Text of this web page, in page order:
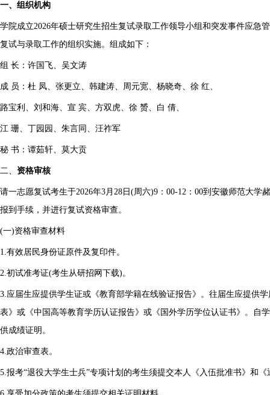
一、组织机构
学院成立2026年硕士研究生招生复试录取工作领导小组和突发事件应急
复试与录取工作的组织实施。组成如下：
组 长：许国飞、吴文涛
成 员：杜 凤、张更立、韩建涛、周元宽、杨晓奇、徐 红、
路宝利、刘和海、宣 宾、方双虎、徐 赟、白 倩、
江 珊、丁园园、朱言同、汪祚军
秘 书：谭茹轩、莫大贡
二、 资格审核
请一志愿复试考生于2026年3月28日(周六)9：00-12：00到安徽师范大学
报到手续，并进行复试资格审查。
(一)资格审查材料
1.有效居民身份证原件及复印件。
2.初试准考证(考生从研招网下载)。
3.应届生应提供学生证或《教育部学籍在线验证报告》。往届生应提供
表》或《中国高等教育学历认证报告》或《国外学历学位认证书》。自
供成绩证明。
4.政治审查表。
5.报考“退役大学生士兵”专项计划的考生须提交本人《入伍批准书》和